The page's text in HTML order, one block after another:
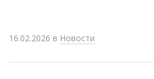
16.02.2026 в Новости